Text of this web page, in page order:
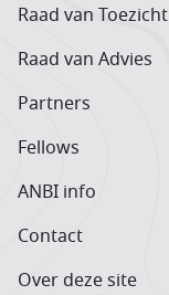
Raad van Toezicht
Raad van Advies
Partners
Fellows
ANBI info
Contact
Over deze site